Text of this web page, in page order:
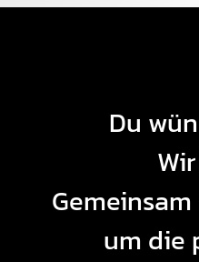
Du
um die